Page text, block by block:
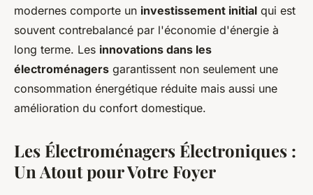
modernes comporte un investissement initial qui est
souvent contrebalancé par l'économie d'énergie à
long terme. Les innovations dans les
électroménagers garantissent non seulement une
consommation énergétique réduite mais aussi une
amélioration du confort domestique.
Les Électroménagers Électroniques :
Un Atout pour Votre Foyer